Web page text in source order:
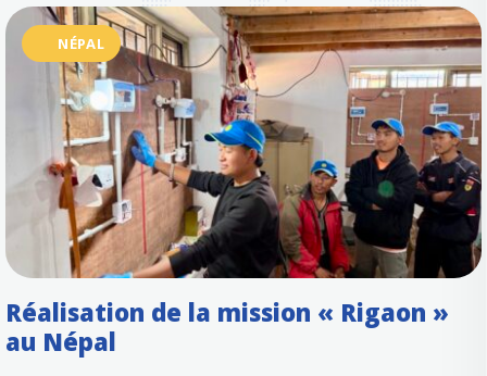
Réalisation de la mission « Rigaon »
au Népal
NÉPAL